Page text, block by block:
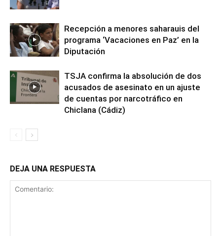
Recepción a menores saharauis del
programa ‘Vacaciones en Paz’ en la
Diputación
TSJA confirma la absolución de dos
acusados de asesinato en un ajuste
de cuentas por narcotráfico en
Chiclana (Cádiz)
DEJA UNA RESPUESTA